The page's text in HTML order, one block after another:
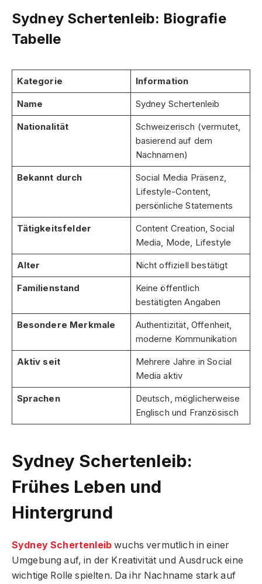
Sydney Schertenleib: Biografie
Tabelle
Kategorie Information
Name Sydney Schertenleib
Nationalität
Schweizerisch (vermutet,
basierend auf dem
Nachnamen)
Bekannt durch
Social Media Präsenz,
Lifestyle-Content,
persönliche Statements
Tätigkeitsfelder
Content Creation, Social
Media, Mode, Lifestyle
Alter Nicht offiziell bestätigt
Familienstand
Keine öffentlich
bestätigten Angaben
Besondere Merkmale
Authentizität, Offenheit,
moderne Kommunikation
Aktiv seit
Mehrere Jahre in Social
Media aktiv
Sprachen
Deutsch, möglicherweise
Englisch und Französisch
Sydney Schertenleib:
Frühes Leben und
Hintergrund
Sydney Schertenleib wuchs vermutlich in einer
Umgebung auf, in der Kreativität und Ausdruck eine
wichtige Rolle spielten. Da ihr Nachname stark auf